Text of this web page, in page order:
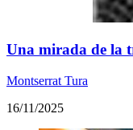
Una mirada de la
Montserrat Tura
16/11/2025